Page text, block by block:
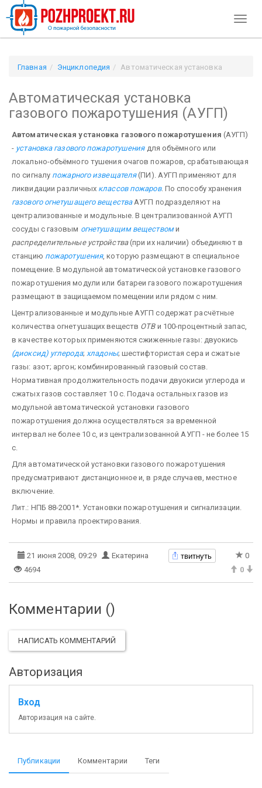
Главная Энциклопедия
Автоматическая установка
Автоматическая установка
газового пожаротушения (АУГП)
Автоматическая установка газового пожаротушения (АУГП)
- установка газового пожаротушениядля объёмного или
локально-объёмного тушения очагов пожаров, срабатывающая
по сигналу пожарного извещателя(ПИ). АУГП применяют для
ликвидации различных классов пожаров. По способу хранения
газового огнетушащего веществаАУГП подразделяют на
централизованные и модульные. В централизованной АУГП
сосуды с газовым огнетушащим веществоми
распределительные устройства(при их наличии) объединяют в
станцию пожаротушения, которую размещают в специальное
помещение. В модульной автоматической установке газового
пожаротушения модули или батареи газового пожаротушения
размещают в защищаемом помещении или рядом с ним.
Централизованные и модульные АУГП содержат расчётные
количества огнетушащих веществ ОТВи 100-процентный запас,
в качестве которых применяются сжиженные газы: двуокись
(диоксид) углерода; хладоны; шестифтористая сера и сжатые
газы: азот; аргон; комбинированный газовый состав.
Нормативная продолжительность подачи двуокиси углерода и
сжатых газов составляет 10 с. Подача остальных газов из
модульной автоматической установки газового
пожаротушения должна осуществляться за временной
интервал не более 10 с, из централизованной АУГП - не более 15
с.
Для автоматической установки газового пожаротушения
предусматривают дистанционное и, в ряде случаев, местное
включение.
Лит.: НПБ 88-2001*. Установки пожаротушения и сигнализации.
Нормы и правила проектирования.
21 июня 2008, 09:29 Екатерина твитнуть
0
4694
0
Комментарии ()
НАПИСАТЬ КОММЕНТАРИЙ
Авторизация
Вход
Авторизация на сайте.
Публикации Комментарии Теги